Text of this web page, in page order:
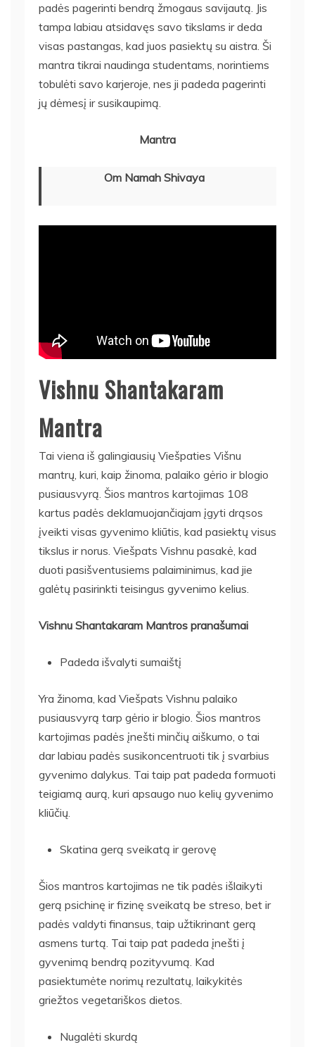
padės pagerinti bendrą žmogaus savijautą. Jis
tampa labiau atsidavęs savo tikslams ir deda
visas pastangas, kad juos pasiektų su aistra. Ši
mantra tikrai naudinga studentams, norintiems
tobulėti savo karjeroje, nes ji padeda pagerinti
jų dėmesį ir susikaupimą.
Mantra
Om Namah Shivaya
Vishnu Shantakaram
Mantra
Tai viena iš galingiausių Viešpaties Višnu
mantrų, kuri, kaip žinoma, palaiko gėrio ir blogio
pusiausvyrą. Šios mantros kartojimas 108
kartus padės deklamuojančiajam įgyti drąsos
įveikti visas gyvenimo kliūtis, kad pasiektų visus
tikslus ir norus. Viešpats Vishnu pasakė, kad
duoti pasišventusiems palaiminimus, kad jie
galėtų pasirinkti teisingus gyvenimo kelius.
Vishnu Shantakaram Mantros pranašumai
Padeda išvalyti sumaištį
Yra žinoma, kad Viešpats Vishnu palaiko
pusiausvyrą tarp gėrio ir blogio. Šios mantros
kartojimas padės įnešti minčių aiškumo, o tai
dar labiau padės susikoncentruoti tik į svarbius
gyvenimo dalykus. Tai taip pat padeda formuoti
teigiamą aurą, kuri apsaugo nuo kelių gyvenimo
kliūčių.
Skatina gerą sveikatą ir gerovę
Šios mantros kartojimas ne tik padės išlaikyti
gerą psichinę ir fizinę sveikatą be streso, bet ir
padės valdyti finansus, taip užtikrinant gerą
asmens turtą. Tai taip pat padeda įnešti į
gyvenimą bendrą pozityvumą. Kad
pasiektumėte norimų rezultatų, laikykitės
griežtos vegetariškos dietos.
Nugalėti skurdą